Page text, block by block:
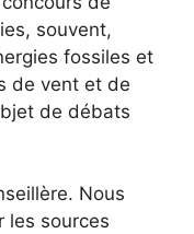
souvent,
fossiles et
de vent et de
de débats
Nous
les sources